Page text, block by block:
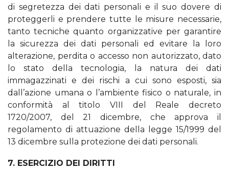
di segretezza dei dati personali e il suo dovere di
proteggerli e prendere tutte le misure necessarie,
tanto tecniche quanto organizzative per garantire
la sicurezza dei dati personali ed evitare la loro
alterazione, perdita o accesso non autorizzato, dato
lo stato della tecnologia, la natura dei dati
immagazzinati e dei rischi a cui sono esposti, sia
dall’azione umana o l’ambiente fisico o naturale, in
conformità al titolo VIII del Reale decreto
1720/2007, del 21 dicembre, che approva il
regolamento di attuazione della legge 15/1999 del
13 dicembre sulla protezione dei dati personali.
7. ESERCIZIO DEI DIRITTI